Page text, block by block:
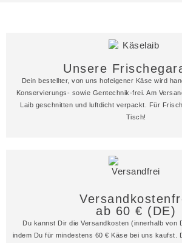
Unsere
Dein bestellter, von uns hofeigener Käse wird
Konservierungs- sowie Gentechnik-frei. Am
Laib geschnitten und luftdicht verpackt. Für
Tisch!
ab 60 € (DE)
Du kannst Dir die Versandkosten (innerhalb von
indem Du für mindestens 60 € Käse bei uns kaufst.